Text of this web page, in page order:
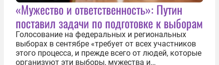
«Мужество и ответственность»: Путин
поставил задачи по подготовке к выборам
Голосование на федеральных и региональных
выборах в сентябре «требует от всех участников
этого процесса, и прежде всего от людей, которые
организуют эти выборы, мужества и